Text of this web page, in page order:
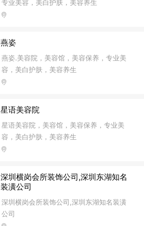
专业美容，美白护肤，美容养生
燕姿
燕姿.美容院，美容馆，美容保养，专业美
容，美白护肤，美容养生
星语美容院
星语美容院，美容馆，美容保养，专业美
容，美白护肤，美容养生
深圳横岗会所装饰公司,深圳东湖知名
装潢公司
深圳横岗会所装饰公司,深圳东湖知名装潢
公司